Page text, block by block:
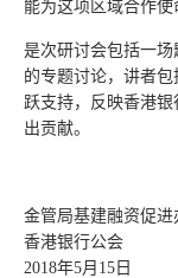
能为这项区域合作使
是次研讨会包括一场
的专题讨论，讲者
跃支持，反映香港
出贡献。
金管局基建融资促进
香港银行公会
2018年5月15日